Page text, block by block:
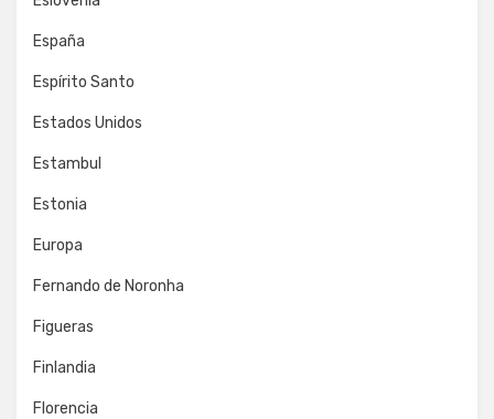
España
Espírito Santo
Estados Unidos
Estambul
Estonia
Europa
Fernando de Noronha
Figueras
Finlandia
Florencia